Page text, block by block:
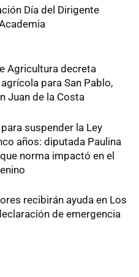
Día del Dirigente
Agricultura decreta
para San Pablo,
Juan de la Costa
suspender la Ley
años: diputada Paulina
norma impactó en el
recibirán ayuda en Los
de emergencia